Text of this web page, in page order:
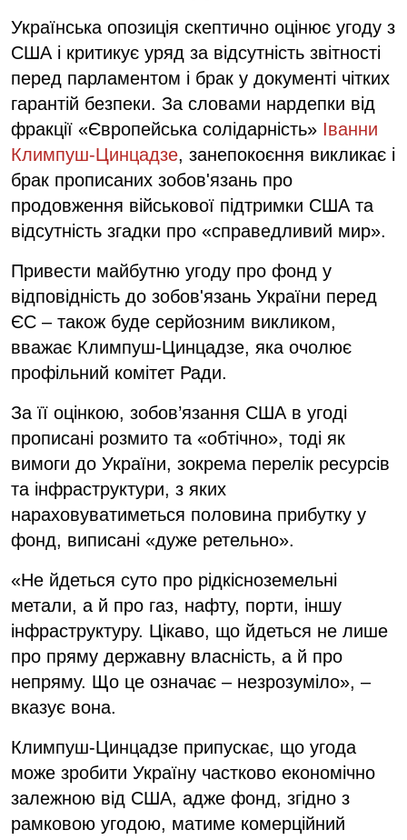
Українська опозиція скептично оцінює угоду з
США і критикує уряд за відсутність звітності
перед парламентом і брак у документі чітких
гарантій безпеки. За словами нардепки від
фракції «Європейська солідарність» Іванни
Климпуш-Цинцадзе, занепокоєння викликає і
брак прописаних зобов'язань про
продовження військової підтримки США та
відсутність згадки про «справедливий мир».
Привести майбутню угоду про фонд у
відповідність до зобов'язань України перед
ЄС – також буде серйозним викликом,
вважає Климпуш-Цинцадзе, яка очолює
профільний комітет Ради.
За її оцінкою, зобов’язання США в угоді
прописані розмито та «обтічно», тоді як
вимоги до України, зокрема перелік ресурсів
та інфраструктури, з яких
нараховуватиметься половина прибутку у
фонд, виписані «дуже ретельно».
«Не йдеться суто про рідкісноземельні
метали, а й про газ, нафту, порти, іншу
інфраструктуру. Цікаво, що йдеться не лише
про пряму державну власність, а й про
непряму. Що це означає – незрозуміло», –
вказує вона.
Климпуш-Цинцадзе припускає, що угода
може зробити Україну частково економічно
залежною від США, адже фонд, згідно з
рамковою угодою, матиме комерційний